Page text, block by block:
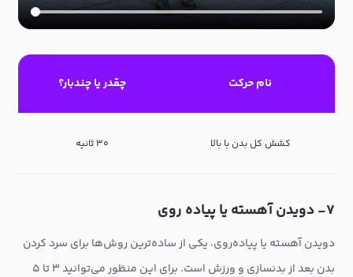
نام حرکت چقدر یا چندبار؟
کشش کل بدن با بالا ۳۰ ثانیه
۷- دویدن آهسته یا پیاده روی
دویدن آهسته یا پیاده‌روی، یکی از ساده‌ترین روش‌ها برای سرد کردن
بدن بعد از بدنسازی و ورزش است. برای این منظور می‌توانید ۳ تا ۵